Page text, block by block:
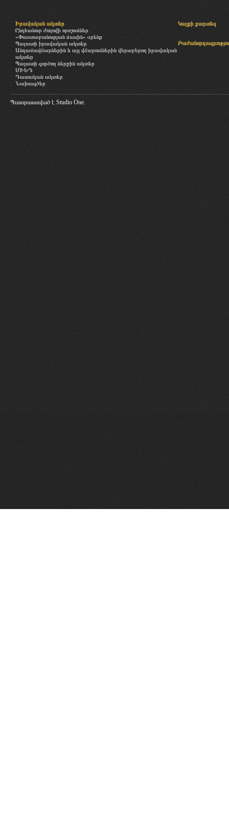
Իրավական ակտեր
Ընդհանուր ժողովի որոշումներ
«Փաստաբանության մասին» օրենք
Պալատի իրավական ակտեր
Անդամավճարներին և այլ վճարումներին վերաբերող իրավական
ակտեր
Պալատի գործող ներքին ակտեր
ՄԻԵԴ
Դատական ակտեր
Նախագծեր
Կայքի քարտեզ
Պատրաստված է Studio One.